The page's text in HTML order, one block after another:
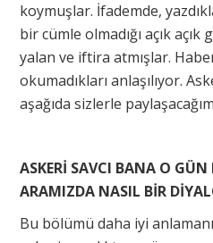
koymuşlar. İfademde,
bir cümle olmadığı açık
yalan ve iftira atmışlar.
okumadıkları anlaşılıyor.
aşağıda sizlerle
ASKERİ SAVCI BANA O
ARAMIZDA NASIL BİR
Bu bölümü daha iyi